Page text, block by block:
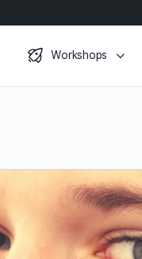
Workshops